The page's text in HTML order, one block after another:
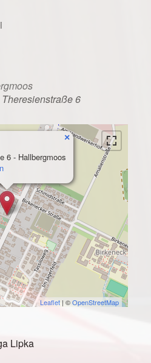
6
6 - Hallbergmoos
×
Leaflet | ©OpenStreetMap
Lipka